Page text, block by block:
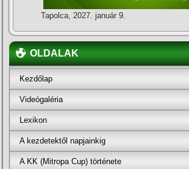
Tapolca, 2027. január 9.
OLDALAK
Kezdőlap
Videógaléria
Lexikon
A kezdetektől napjainkig
A KK (Mitropa Cup) története